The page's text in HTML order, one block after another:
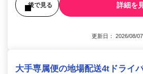
後で見る 詳細を
更新日： 2026/08/
大手専属便の地場配送4tドライ